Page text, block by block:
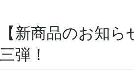
【新商品のお知
三弾！